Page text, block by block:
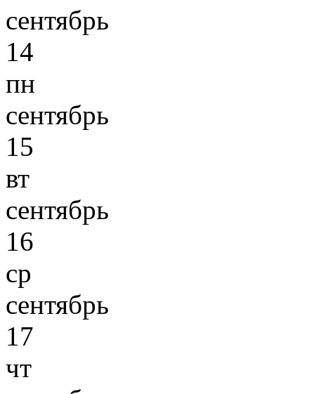
сентябрь
14
пн
сентябрь
15
вт
сентябрь
16
ср
сентябрь
17
чт